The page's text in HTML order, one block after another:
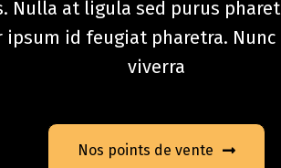
at ligula sed purus
id feugiat pharetra.
viverra
Nos points de vente